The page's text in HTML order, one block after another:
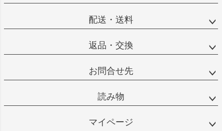
配送・送料
返品・交換
お問合せ先
読み物
マイページ